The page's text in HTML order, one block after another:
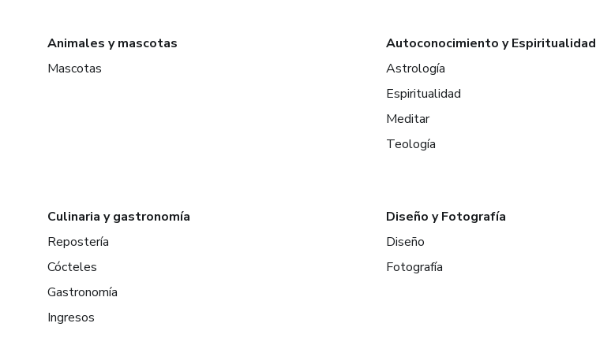
Animales y mascotas
Mascotas
Autoconocimiento y Espiritualidad
Astrología
Espiritualidad
Meditar
Teología
Culinaria y gastronomía
Repostería
Cócteles
Gastronomía
Ingresos
Diseño y Fotografía
Diseño
Fotografía